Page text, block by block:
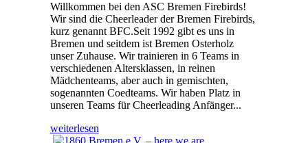
Willkommen bei den ASC Bremen Firebirds!
Wir sind die Cheerleader der Bremen Firebirds,
kurz genannt BFC.Seit 1992 gibt es uns in
Bremen und seitdem ist Bremen Osterholz
unser Zuhause. Wir trainieren in 6 Teams in
verschiedenen Altersklassen, in reinen
Mädchenteams, aber auch in gemischten,
sogenannten Coedteams. Wir haben Platz in
unseren Teams für Cheerleading Anfänger...
weiterlesen